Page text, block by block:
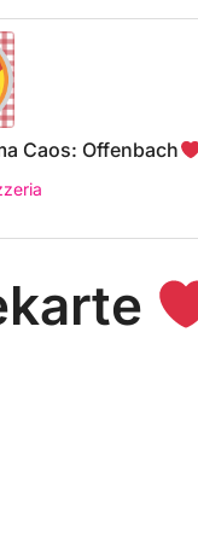
Caos: Offenbach